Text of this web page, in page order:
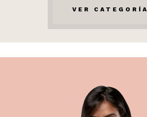
VER CATEGORÍA